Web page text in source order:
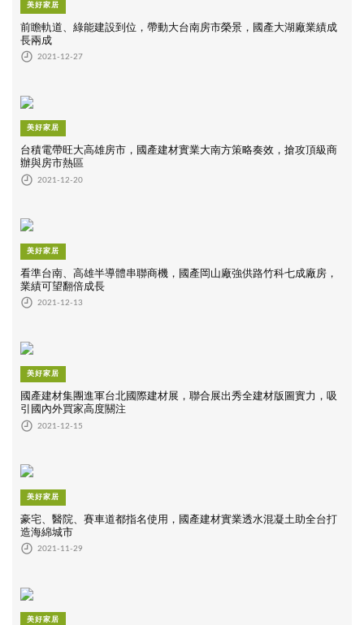
美好家居
前瞻軌道、綠能建設到位，帶動大台南房市榮景，國產大湖廠業績成
長兩成
2021-12-27
美好家居
台積電帶旺大高雄房市，國產建材實業大南方策略奏效，搶攻頂級商
辦與房市熱區
2021-12-20
美好家居
看準台南、高雄半導體串聯商機，國產岡山廠強供路竹科七成廠房，
業績可望翻倍成長
2021-12-13
美好家居
國產建材集團進軍台北國際建材展，聯合展出秀全建材版圖實力，吸
引國內外買家高度關注
2021-12-15
美好家居
豪宅、醫院、賽車道都指名使用，國產建材實業透水混凝土助全台打
造海綿城市
2021-11-29
美好家居